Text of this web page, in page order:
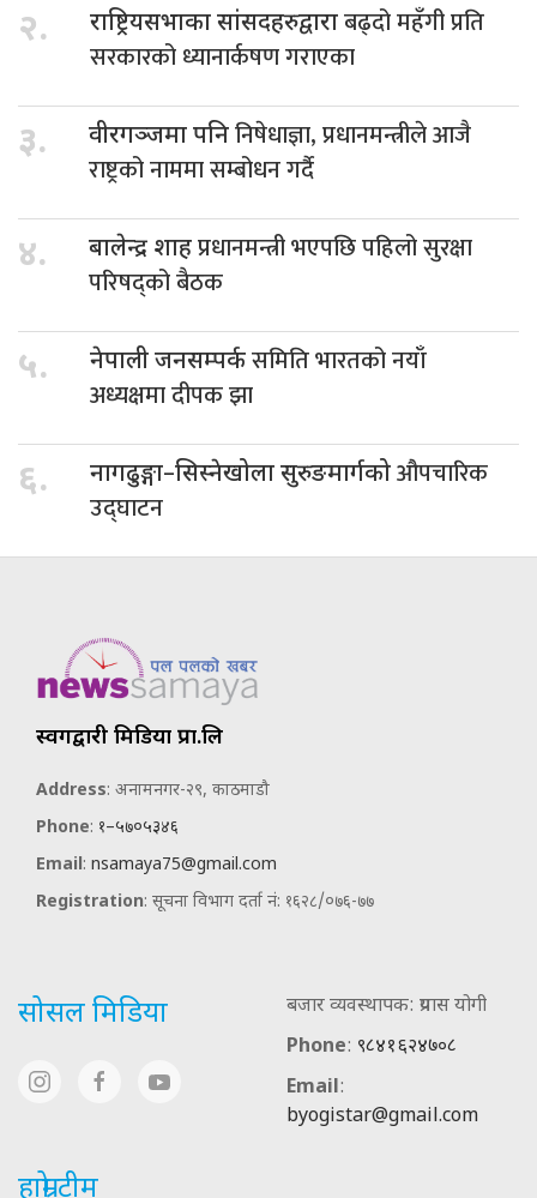
२. राष्ट्रियसभाका सांसदहरुद्वाराबढ्दो महँगी प्रति
सरकारको ध्यानार्कषण गराएका
३. वीरगञ्जमा पनिनिषेधाज्ञा, प्रधानमन्त्रीले आजै
राष्ट्रको नाममा सम्बोधन गर्दै
४. बालेन्द्र शाहप्रधानमन्त्री भएपछि पहिलो सुरक्षा
परिषद्को बैठक
५. नेपाली जनसम्पर्कसमिति भारतको नयाँ
अध्यक्षमा दीपक झा
६. नागढुङ्गा–सिस्नेखोला सुरुङमार्गकोऔपचारिक
उद्घाटन
स्वर्गद्वारी मिडिया प्रा.लि
Address: अनामनगर-२९, काठमाडौ
Phone: १–५७०५३४६
Email: nsamaya75@gmail.com
Registration: सूचना विभाग दर्ता नं: १६२८/०७६-७७
सोसल मिडिया
बजार व्यवस्थापक: प्रयास योगी
Phone: ९८४१६२४७०८
Email:
byogistar@gmail.com
हाम्रो टीम